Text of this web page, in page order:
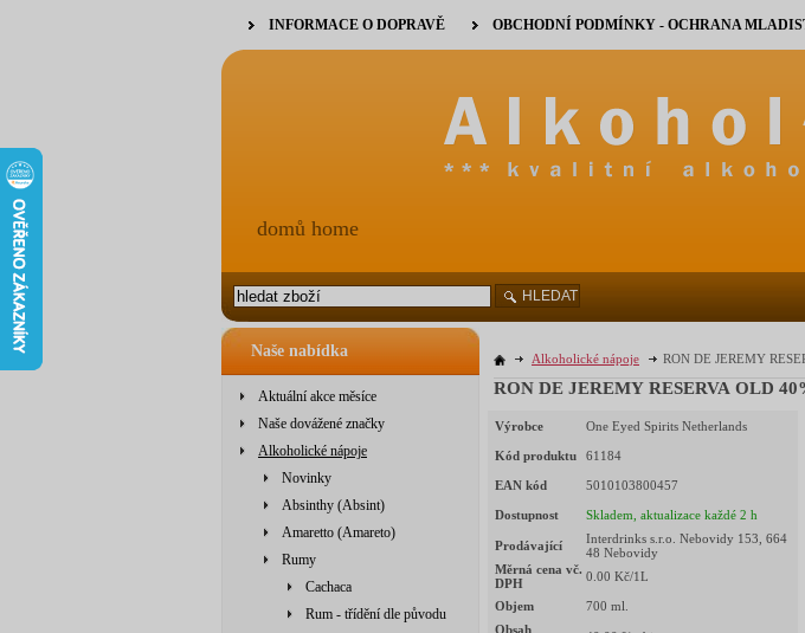
Naše nabídka
Aktuální akce měsíce
Naše dovážené značky
Alkoholické nápoje
Novinky
Absinthy (Absint)
Amaretto (Amareto)
Rumy
Cachaca
Rum - třídění dle původu
Alkoholické nápoje RON DE JEREMY
RON DE JEREMY RESERVA OLD
Výrobce One Eyed Spirits Netherlands
Kód produktu 61184
EAN kód 5010103800457
Dostupnost Skladem, aktualizace každé 2 h
Prodávající
Interdrinks s.r.o. Nebovidy 153, 664
48 Nebovidy
Měrná cena vč.
DPH
0.00 Kč/1L
Objem 700 ml.
Obsah
INFORMACE O DOPRAVĚ OBCHODNÍ PODMÍNKY - OCHRANA
domů home
HLEDAT